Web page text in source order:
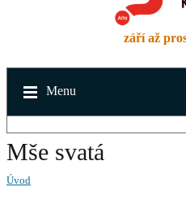
září až
Menu
Mše svatá
Úvod